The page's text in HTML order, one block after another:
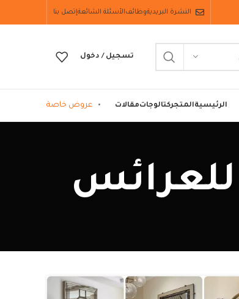
النشرة البريديةوظائفالأسئلة الشائعةإتصل بنا
تسجيل / دخول
الرئيسيةالمتجركتالوجاتمقالات عروض خاصة